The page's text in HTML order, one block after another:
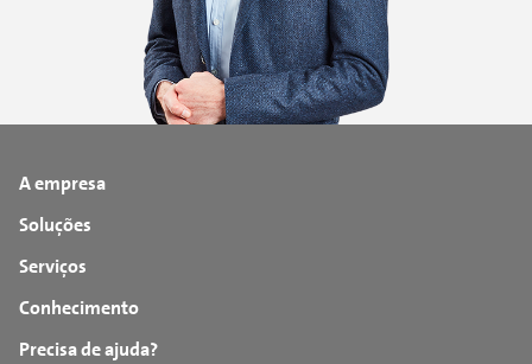
A empresa
Soluções
Serviços
Conhecimento
Precisa de ajuda?